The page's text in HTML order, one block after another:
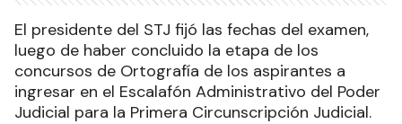
El presidente del STJ fijó las fechas del examen,
luego de haber concluido la etapa de los
concursos de Ortografía de los aspirantes a
ingresar en el Escalafón Administrativo del Poder
Judicial para la Primera Circunscripción Judicial.